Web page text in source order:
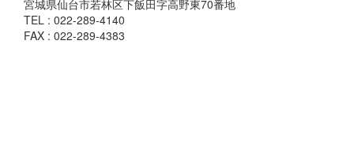
宮城県仙台市若林区下飯田字高野東70番地
TEL : 022-289-4140
FAX : 022-289-4383